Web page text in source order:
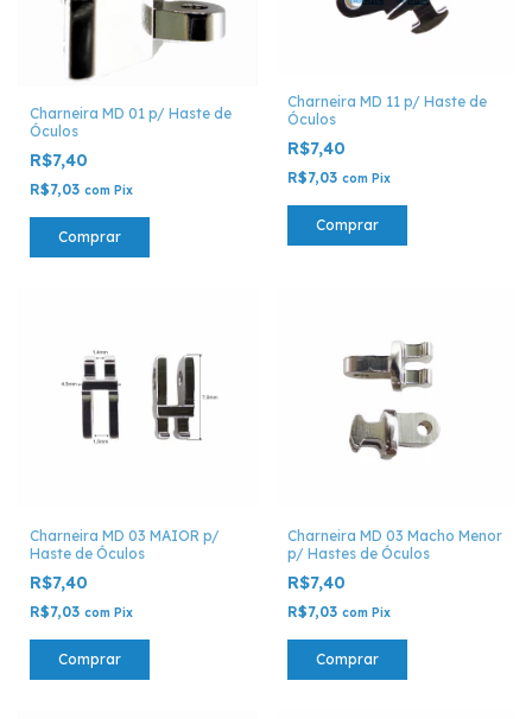
Charneira MD 01 p/ Haste de
Óculos
R$7,40
R$7,03 com Pix
Comprar
Charneira MD 11 p/ Haste de
Óculos
R$7,40
R$7,03 com Pix
Comprar
Charneira MD 03 MAIOR p/
Haste de Óculos
R$7,40
R$7,03 com Pix
Comprar
Charneira MD 03 Macho Menor
p/ Hastes de Óculos
R$7,40
R$7,03 com Pix
Comprar